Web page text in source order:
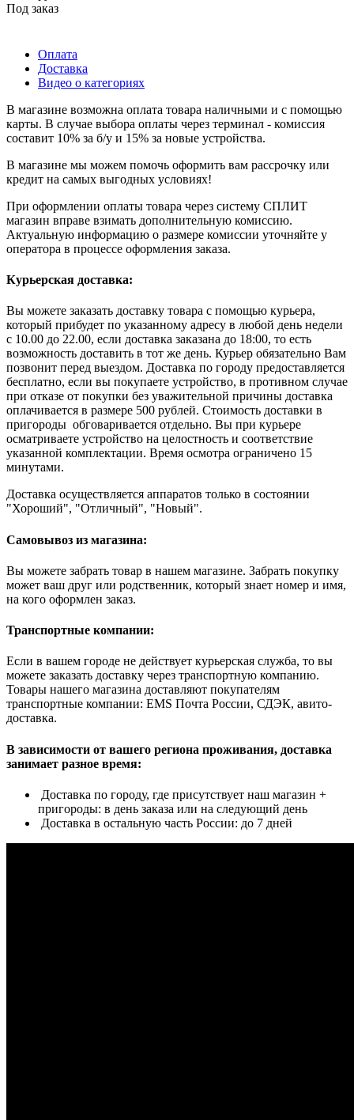
Под заказ
Оплата
Доставка
Видео о категориях
В магазине возможна оплата товара наличными и с помощью
карты. В случае выбора оплаты через терминал - комиссия
составит 10% за б/у и 15% за новые устройства.
В магазине мы можем помочь оформить вам рассрочку или
кредит на самых выгодных условиях!
При оформлении оплаты товара через систему СПЛИТ
магазин вправе взимать дополнительную комиссию.
Актуальную информацию о размере комиссии уточняйте у
оператора в процессе оформления заказа.
Курьерская доставка:
Вы можете заказать доставку товара с помощью курьера,
который прибудет по указанному адресу в любой день недели
с 10.00 до 22.00, если доставка заказана до 18:00, то есть
возможность доставить в тот же день. Курьер обязательно Вам
позвонит перед выездом. Доставка по городу предоставляется
бесплатно, если вы покупаете устройство, в противном случае
при отказе от покупки без уважительной причины доставка
оплачивается в размере 500 рублей. Стоимость доставки в
пригороды обговаривается отдельно. Вы при курьере
осматриваете устройство на целостность и соответствие
указанной комплектации. Время осмотра ограничено 15
минутами.
Доставка осуществляется аппаратов только в состоянии
"Хороший", "Отличный", "Новый".
Самовывоз из магазина:
Вы можете забрать товар в нашем магазине. Забрать покупку
может ваш друг или родственник, который знает номер и имя,
на кого оформлен заказ.
Транспортные компании:
Если в вашем городе не действует курьерская служба, то вы
можете заказать доставку через транспортную компанию.
Товары нашего магазина доставляют покупателям
транспортные компании: EMS Почта России, СДЭК, авито-
доставка.
В зависимости от вашего региона проживания, доставка
занимает разное время:
Доставка по городу, где присутствует наш магазин +
пригороды: в день заказа или на следующий день
Доставка в остальную часть России: до 7 дней